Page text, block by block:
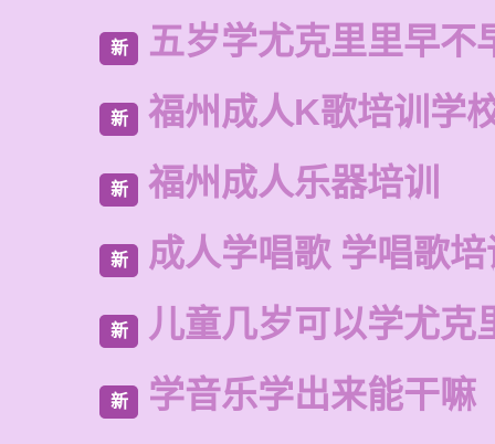
新 五岁学尤克里里早不
新 福州成人K歌培训学
新 福州成人乐器培训
新 成人学唱歌 学唱歌
新 儿童几岁可以学尤克
新 学音乐学出来能干嘛